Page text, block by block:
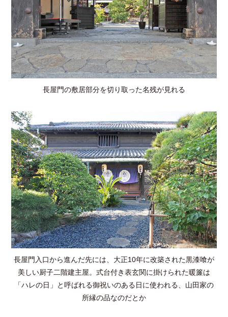
長屋門の敷居部分を切り取った名残が見れる
長屋門入口から進んだ先には、大正10年に改築された黒漆喰が
美しい厨子二階建主屋。式台付き表玄関に掛けられた暖簾は
「ハレの日」と呼ばれる御祝いのある日に使われる、山田家の
所縁の品なのだとか